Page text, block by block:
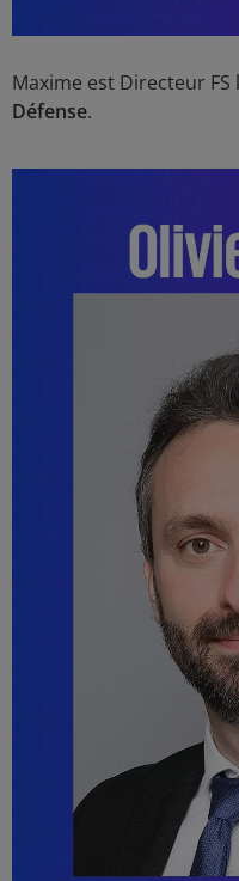
Maxime est Directeur
Défense.